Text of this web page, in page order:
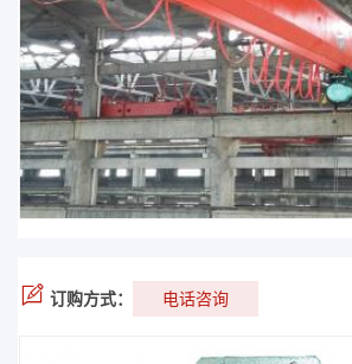
订购方式： 电话咨询